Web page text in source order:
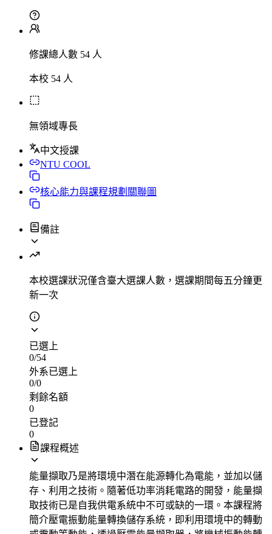
修課總人數 54 人
本校 54 人
無領域專長
中文授課
NTU COOL
核心能力與課程規劃關聯圖
備註
本校選課狀況僅含臺大選課人數，選課期間每五分鐘更
新一次
已選上
0/54
外系已選上
0/0
剩餘名額
0
已登記
0
課程概述
能量擷取乃是將環境中潛在能源轉化為電能，並加以儲
存、利用之技術。隨著低功率消耗電路的開發，能量擷
取技術已是自我供電系統中不可或缺的一環。本課程將
簡介壓電振動能量轉換儲存系統，即利用環境中的轉動